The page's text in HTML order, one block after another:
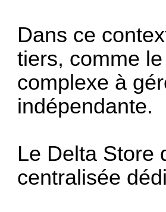
Dans ce
tiers, comme
complexe à
indépendante.
Le Delta Store
centralisée